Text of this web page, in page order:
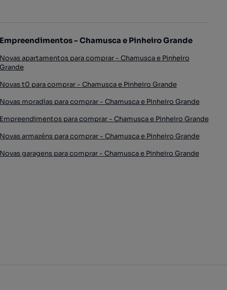
- Chamusca e Pinheiro Grande
apartamentos para comprar - Chamusca e Pinheiro
t0 para comprar - Chamusca e Pinheiro Grande
moradias para comprar - Chamusca e Pinheiro Grande
para comprar - Chamusca e Pinheiro Grande
armazéns para comprar - Chamusca e Pinheiro Grande
garagens para comprar - Chamusca e Pinheiro Grande